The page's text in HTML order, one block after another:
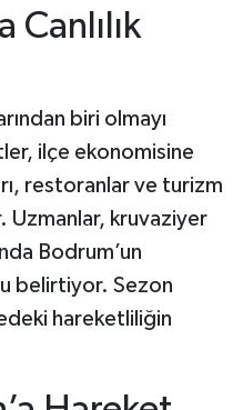
Canlılık
biri olmayı
ilçe ekonomisine
restoranlar ve turizm
Uzmanlar, kruvaziyer
Bodrum’un
belirtiyor. Sezon
hareketliliğin